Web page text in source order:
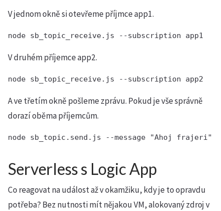
V jednom okně si otevřeme příjmce app1.
node sb_topic_receive.js --subscription app1
V druhém příjemce app2.
node sb_topic_receive.js --subscription app2
A ve třetím okně pošleme zprávu. Pokud je vše správně
dorazí oběma příjemcům.
node sb_topic.send.js --message "Ahoj frajeri"
Serverless s Logic App
Co reagovat na událost až v okamžiku, kdy je to opravdu
potřeba? Bez nutnosti mít nějakou VM, alokovaný zdroj v